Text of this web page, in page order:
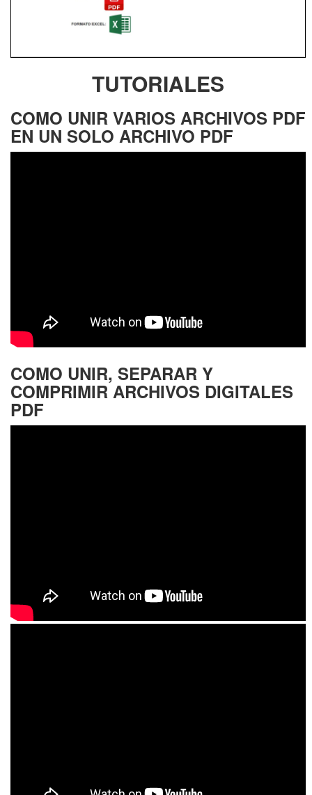
TUTORIALES
COMO UNIR VARIOS ARCHIVOS PDF
EN UN SOLO ARCHIVO PDF
COMO UNIR, SEPARAR Y
COMPRIMIR ARCHIVOS DIGITALES
PDF